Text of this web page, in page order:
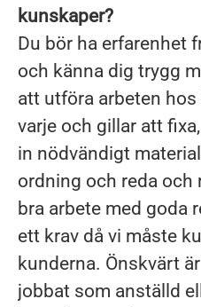
kunskaper?
Du bör ha erfarenhet
och känna dig trygg
att utföra arbeten
varje och gillar att
in nödvändigt
ordning och reda och
bra arbete med goda
ett krav då vi måste
kunderna. Önskvärt
jobbat som anställd